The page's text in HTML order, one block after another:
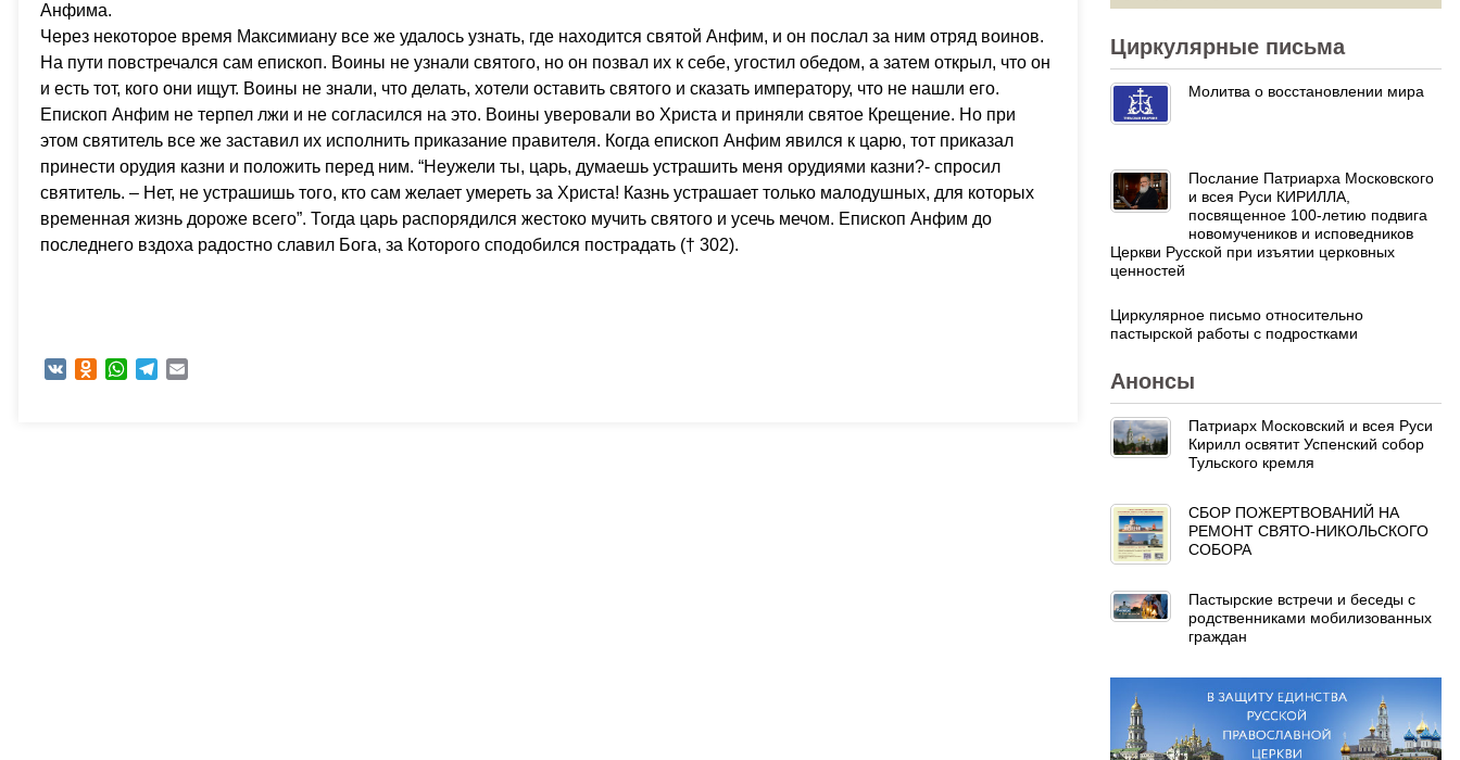
Анфима.
Через некоторое время Максимиану все же удалось узнать, где находится святой Анфим, и он послал за ним отряд воинов.
На пути повстречался сам епископ. Воины не узнали святого, но он позвал их к себе, угостил обедом, а затем открыл, что он
и есть тот, кого они ищут. Воины не знали, что делать, хотели оставить святого и сказать императору, что не нашли его.
Епископ Анфим не терпел лжи и не согласился на это. Воины уверовали во Христа и приняли святое Крещение. Но при
этом святитель все же заставил их исполнить приказание правителя. Когда епископ Анфим явился к царю, тот приказал
принести орудия казни и положить перед ним. “Неужели ты, царь, думаешь устрашить меня орудиями казни?- спросил
святитель. – Нет, не устрашишь того, кто сам желает умереть за Христа! Казнь устрашает только малодушных, для которых
временная жизнь дороже всего”. Тогда царь распорядился жестоко мучить святого и усечь мечом. Епископ Анфим до
последнего вздоха радостно славил Бога, за Которого сподобился пострадать († 302).
VK Odnoklassniki
WhatsAppTelegram
Циркулярные письма
Молитва о восстановлении мира
Послание Патриарха Московского
и всея Руси КИРИЛЛА,
посвященное 100-летию подвига
новомучеников и исповедников
Церкви Русской при изъятии церковных
ценностей
Циркулярное письмо относительно
пастырской работы с подростками
Анонсы
Патриарх Московский и всея Руси
Кирилл освятит Успенский собор
Тульского кремля
СБОР ПОЖЕРТВОВАНИЙ НА
РЕМОНТ СВЯТО-НИКОЛЬСКОГО
СОБОРА
Пастырские встречи и беседы с
родственниками мобилизованных
граждан